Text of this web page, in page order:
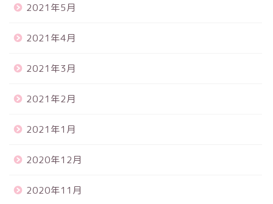
2021年5月
2021年4月
2021年3月
2021年2月
2021年1月
2020年12月
2020年11月